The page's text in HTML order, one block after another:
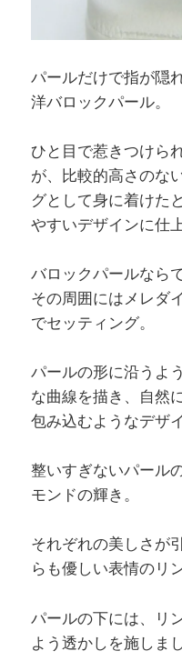
パールだけで指が隠
洋バロックパール。
ひと目で惹きつけら
が、比較的高さのな
グとして身に着けた
やすいデザインに仕
バロックパールなら
その周囲にはメレダ
でセッティング。
パールの形に沿うよ
な曲線を描き、自然
包み込むようなデザ
整いすぎないパール
モンドの輝き。
それぞれの美しさが
らも優しい表情のリ
パールの下には、リ
よう透かしを施しま